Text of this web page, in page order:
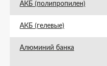
АКБ (полипропилен)
АКБ (гелевые)
Алюминий банка